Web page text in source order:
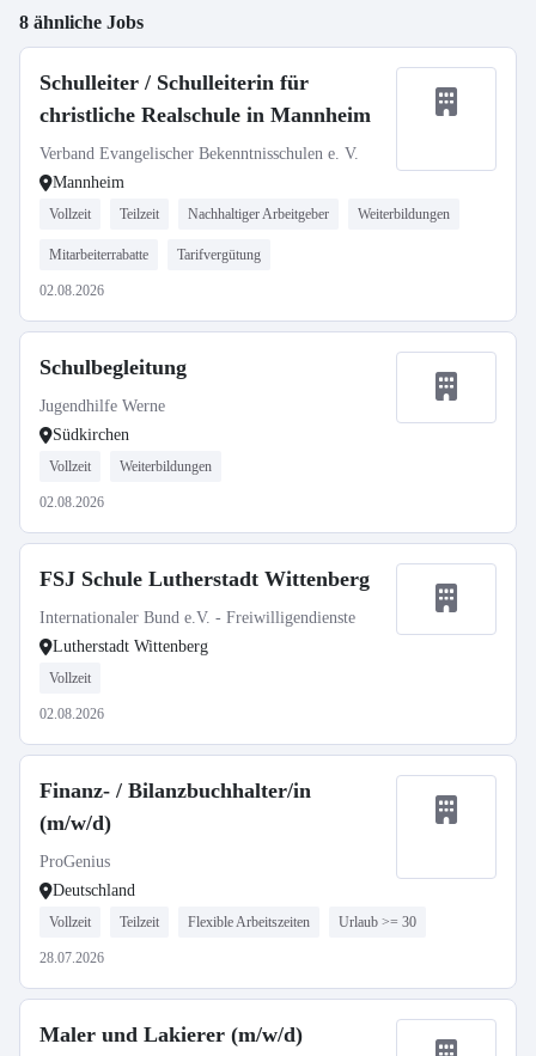
8 ähnliche Jobs
Schulleiter / Schulleiterin für
christliche Realschule in Mannheim
Verband Evangelischer Bekenntnisschulen e. V.
Mannheim
Vollzeit Teilzeit Nachhaltiger Arbeitgeber Weiterbildungen
Mitarbeiterrabatte Tarifvergütung
02.08.2026
Schulbegleitung
Jugendhilfe Werne
Südkirchen
Vollzeit Weiterbildungen
02.08.2026
FSJ Schule Lutherstadt Wittenberg
Internationaler Bund e.V. - Freiwilligendienste
Lutherstadt Wittenberg
Vollzeit
02.08.2026
Finanz- / Bilanzbuchhalter/in
(m/w/d)
ProGenius
Deutschland
Vollzeit Teilzeit Flexible Arbeitszeiten Urlaub >= 30
28.07.2026
Maler und Lakierer (m/w/d)